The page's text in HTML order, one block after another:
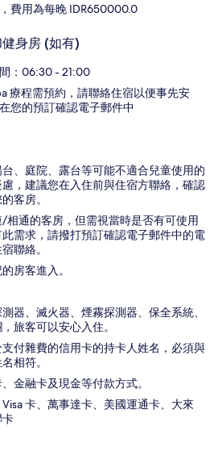
，費用為每晚 IDR650000.0
身房 (如有)
：06:30 - 21:00
療程需預約，請聯絡住宿以便事先安
您的預訂確認電子郵件中
、庭院、露台等可能不適合兒童使用的
，建議您在入住前與住宿方聯絡，確認
客房。
相通的客房，但需視當時是否有可使用
需求，請撥打預訂確認電子郵件中的電
聯絡。
房客進入。
器、滅火器、煙霧探測器、保全系統、
旅客可以安心入住。
付雜費的信用卡的持卡人姓名，必須與
相符。
金融卡及現金等付款方式。
卡、萬事達卡、美國運通卡、大來
卡